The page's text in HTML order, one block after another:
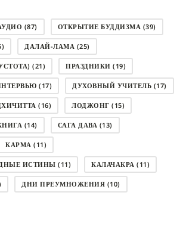
(87) ОТКРЫТИЕ БУДДИЗМА (39)
ДАЛАЙ-ЛАМА (25)
(21) ПРАЗДНИКИ (19)
(17) ДУХОВНЫЙ УЧИТЕЛЬ (17)
(16) ЛОДЖОНГ (15)
(14) САГА ДАВА (13)
КАРМА (11)
ИСТИНЫ (11) КАЛАЧАКРА (11)
ДНИ ПРЕУМНОЖЕНИЯ (10)